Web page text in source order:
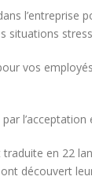
l’entreprise
situations
vos
en 22
découvert